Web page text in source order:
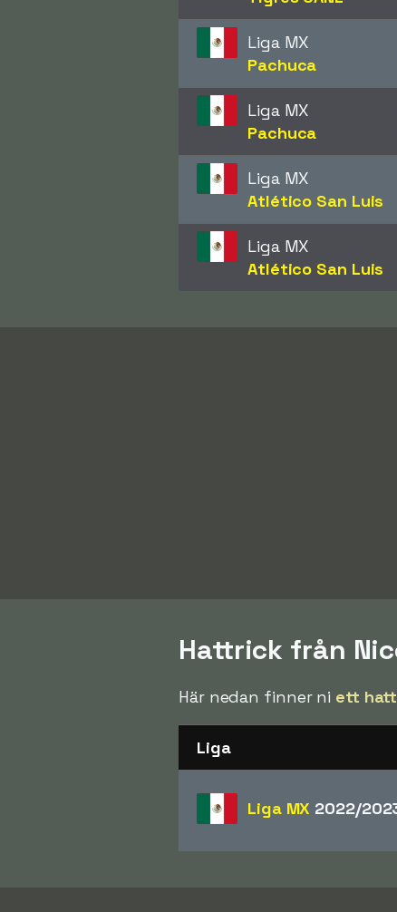
Liga MX
Pachuca
Liga MX
Pachuca
Liga MX
Atlético San Luis
Liga MX
Atlético San Luis
Hattrick från
Här nedan finner ni ett
Liga
Liga MX 2022/